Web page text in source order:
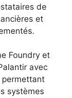
de
et
Foundry et
avec
permettant
systèmes